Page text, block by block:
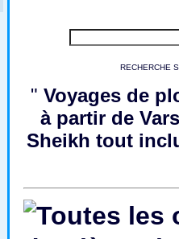
RECHERCHE
"Voyages de
à partir de
Sheikh tout